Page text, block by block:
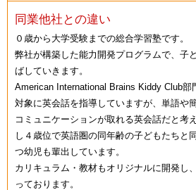
同業他社との違い
０歳から大学受験までの総合学習塾です。
弊社が構築した能力開発プログラムで、子
ばしていきます。
American International Brains Kiddy Club部
対象に英会話を指導していますが、単語や
コミュニケーションが取れる英会話だと考
し４歳位で英語圏の同年齢の子どもたちと
つ幼児も輩出しています。
カリキュラム・教材もオリジナルに開発し
っております。